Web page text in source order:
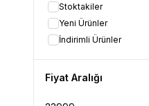
Stoktakiler
Yeni Ürünler
İndirimli Ürünler
Fiyat Aralığı